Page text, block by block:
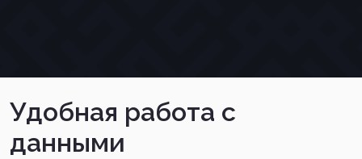
Удобная работа с
данными